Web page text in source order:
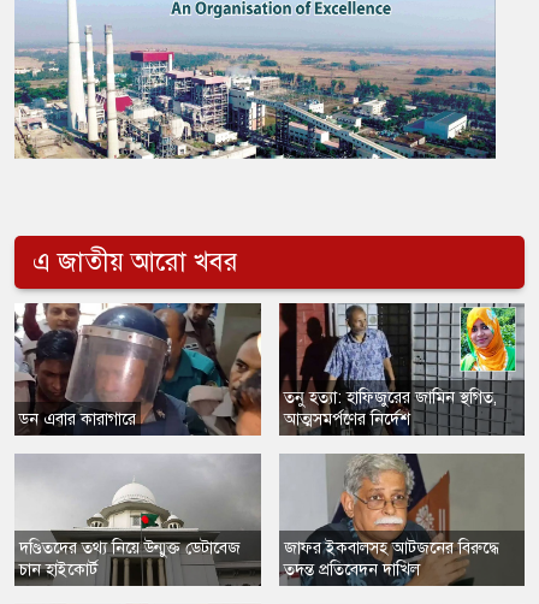
এ জাতীয় আরো খবর
ডন এবার কারাগারে
​দণ্ডিতদের তথ্য নিয়ে উন্মুক্ত ডেটাবেজ
চান হাইকোর্ট
তনু হত্যা: হাফিজুরের জামিন স্থগিত,
আত্মসমর্পণের নির্দেশ
​জাফর ইকবালসহ আটজনের বিরুদ্ধে
তদন্ত প্রতিবেদন দাখিল